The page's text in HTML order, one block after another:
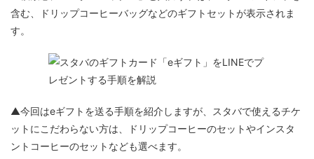
含む、ドリップコーヒーバッグなどのギフトセットが表示されま
す。
▲今回はeギフトを送る手順を紹介しますが、スタバで使えるチケ
ットにこだわらない方は、ドリップコーヒーのセットやインスタ
ントコーヒーのセットなども選べます。